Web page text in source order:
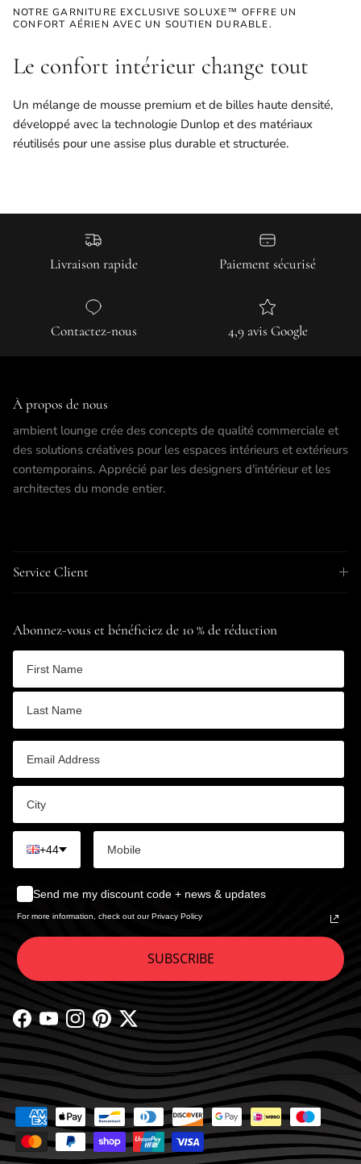
NOTRE GARNITURE EXCLUSIVE SOLUXE™ OFFRE UN
CONFORT AÉRIEN AVEC UN SOUTIEN DURABLE.
Le confort intérieur change tout
Un mélange de mousse premium et de billes haute densité,
développé avec la technologie Dunlop et des matériaux
réutilisés pour une assise plus durable et structurée.
Livraison rapide Paiement sécurisé
Contactez-nous 4,9 avis Google
À propos de nous
ambient lounge crée des concepts de qualité commerciale et
des solutions créatives pour les espaces intérieurs et extérieurs
contemporains. Apprécié par les designers d'intérieur et les
architectes du monde entier.
Service Client
Abonnez-vous et bénéficiez de 10 % de réduction
+44
Send me my discount code + news & updates
For more information, check out our Privacy Policy
SUBSCRIBE
Facebook
YouTubeInstagram
PinterestTwitter